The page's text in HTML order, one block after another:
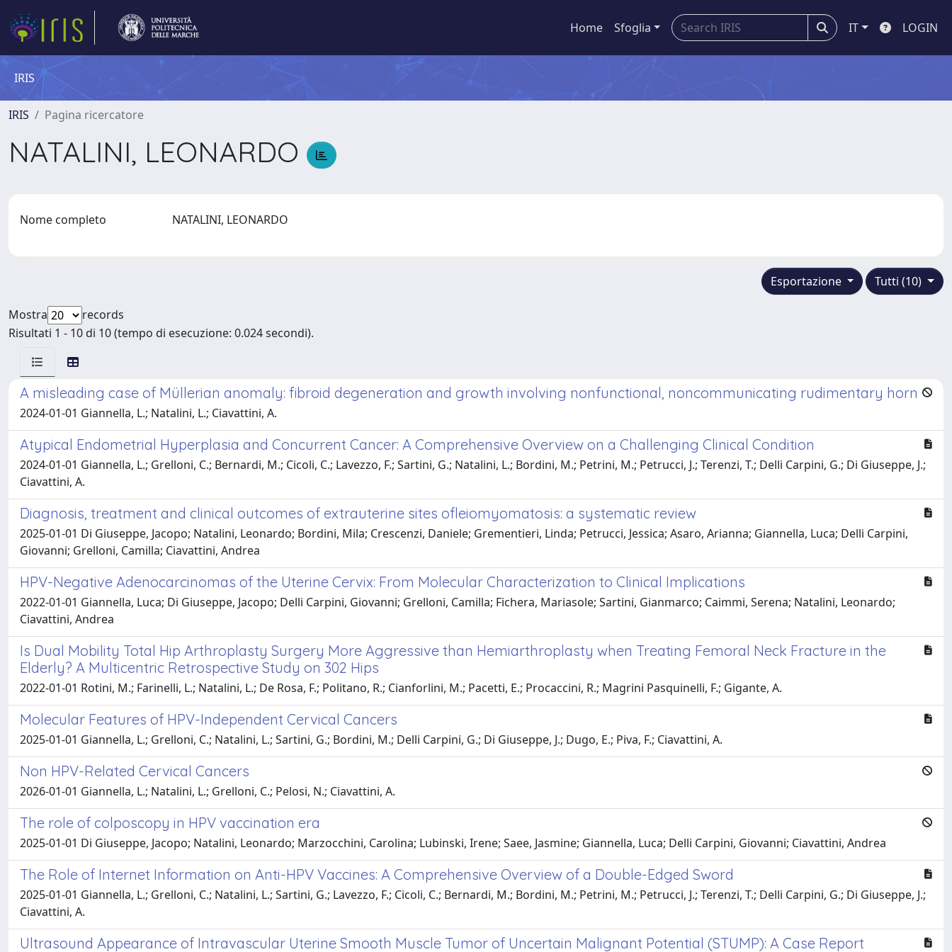
Home Sfoglia IT LOGIN
IRIS
IRIS Pagina ricercatore
NATALINI, LEONARDO
Nome completo NATALINI, LEONARDO
Tutti (10)
Esportazione
Mostra
records
Risultati 1 - 10 di 10 (tempo di esecuzione: 0.024 secondi).
A misleading case of Müllerian anomaly: fibroid degeneration and growth involving nonfunctional, noncommunicating rudimentary horn
2024-01-01 Giannella, L.; Natalini, L.; Ciavattini, A.
Atypical Endometrial Hyperplasia and Concurrent Cancer: A Comprehensive Overview on a Challenging Clinical Condition
2024-01-01 Giannella, L.; Grelloni, C.; Bernardi, M.; Cicoli, C.; Lavezzo, F.; Sartini, G.; Natalini, L.; Bordini, M.; Petrini, M.; Petrucci, J.; Terenzi, T.; Delli Carpini, G.; Di Giuseppe, J.;
Ciavattini, A.
Diagnosis, treatment and clinical outcomes of extrauterine sites ofleiomyomatosis: a systematic review
2025-01-01 Di Giuseppe, Jacopo; Natalini, Leonardo; Bordini, Mila; Crescenzi, Daniele; Grementieri, Linda; Petrucci, Jessica; Asaro, Arianna; Giannella, Luca; Delli Carpini,
Giovanni; Grelloni, Camilla; Ciavattini, Andrea
HPV-Negative Adenocarcinomas of the Uterine Cervix: From Molecular Characterization to Clinical Implications
2022-01-01 Giannella, Luca; Di Giuseppe, Jacopo; Delli Carpini, Giovanni; Grelloni, Camilla; Fichera, Mariasole; Sartini, Gianmarco; Caimmi, Serena; Natalini, Leonardo;
Ciavattini, Andrea
Is Dual Mobility Total Hip Arthroplasty Surgery More Aggressive than Hemiarthroplasty when Treating Femoral Neck Fracture in the
Elderly? A Multicentric Retrospective Study on 302 Hips
2022-01-01 Rotini, M.; Farinelli, L.; Natalini, L.; De Rosa, F.; Politano, R.; Cianforlini, M.; Pacetti, E.; Procaccini, R.; Magrini Pasquinelli, F.; Gigante, A.
Molecular Features of HPV-Independent Cervical Cancers
2025-01-01 Giannella, L.; Grelloni, C.; Natalini, L.; Sartini, G.; Bordini, M.; Delli Carpini, G.; Di Giuseppe, J.; Dugo, E.; Piva, F.; Ciavattini, A.
Non HPV-Related Cervical Cancers
2026-01-01 Giannella, L.; Natalini, L.; Grelloni, C.; Pelosi, N.; Ciavattini, A.
The role of colposcopy in HPV vaccination era
2025-01-01 Di Giuseppe, Jacopo; Natalini, Leonardo; Marzocchini, Carolina; Lubinski, Irene; Saee, Jasmine; Giannella, Luca; Delli Carpini, Giovanni; Ciavattini, Andrea
The Role of Internet Information on Anti-HPV Vaccines: A Comprehensive Overview of a Double-Edged Sword
2025-01-01 Giannella, L.; Grelloni, C.; Natalini, L.; Sartini, G.; Lavezzo, F.; Cicoli, C.; Bernardi, M.; Bordini, M.; Petrini, M.; Petrucci, J.; Terenzi, T.; Delli Carpini, G.; Di Giuseppe, J.;
Ciavattini, A.
Ultrasound Appearance of Intravascular Uterine Smooth Muscle Tumor of Uncertain Malignant Potential (STUMP): A Case Report